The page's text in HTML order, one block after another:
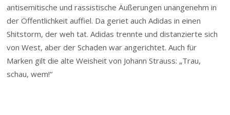
antisemitische und rassistische Äußerungen unangenehm in
der Öffentlichkeit auffiel. Da geriet auch Adidas in einen
Shitstorm, der weh tat. Adidas trennte und distanzierte sich
von West, aber der Schaden war angerichtet. Auch für
Marken gilt die alte Weisheit von Johann Strauss: „Trau,
schau, wem!“